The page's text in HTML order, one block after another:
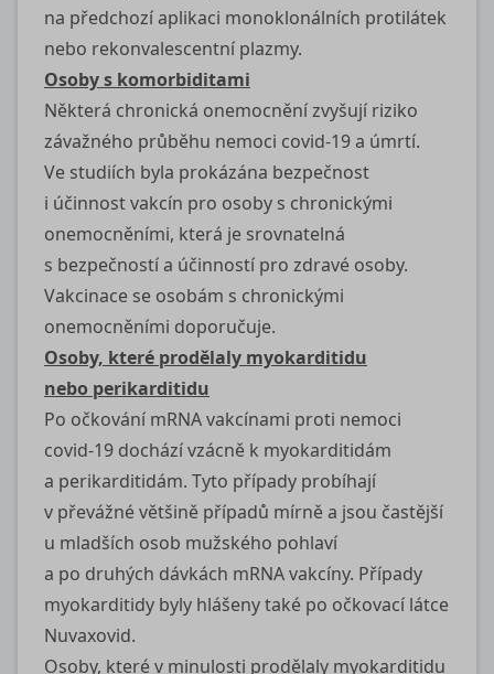
na předchozí aplikaci monoklonálních protilátek
nebo rekonvalescentní plazmy.
Osoby s komorbiditami
Některá chronická onemocnění zvyšují riziko
závažného průběhu nemoci covid-19a úmrtí.
Ve studiích byla prokázána bezpečnost
i účinnost vakcín pro osoby s chronickými
onemocněními, která je srovnatelná
s bezpečností a účinností pro zdravé osoby.
Vakcinace se osobám s chronickými
onemocněními doporučuje.
Osoby, které prodělaly myokarditidu
nebo perikarditidu
Po očkování mRNA vakcínami proti nemoci
covid-19 dochází vzácně k myokarditidám
a perikarditidám. Tyto případy probíhají
v převážné většině případů mírně a jsou častější
u mladších osob mužského pohlaví
a po druhých dávkách mRNA vakcíny. Případy
myokarditidy byly hlášeny také po očkovací látce
Nuvaxovid.
Osoby, které v minulosti prodělaly myokarditidu